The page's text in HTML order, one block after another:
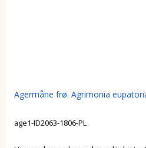
Agermåne frø. Agrimonia
age1-ID2063-1806-PL